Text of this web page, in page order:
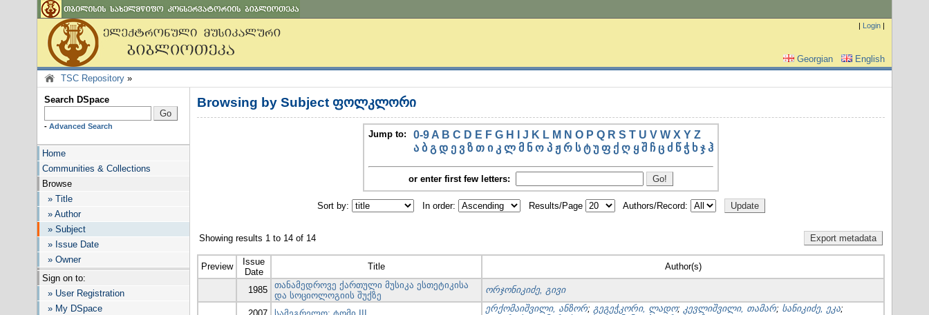
| Login |
Georgian
English
TSC Repository »
Search DSpace
- Advanced Search
Home
Communities & Collections
Browse
» Title
» Author
» Subject
» Issue Date
» Owner
Sign on to:
» User Registration
» My DSpace
Browsing by Subject ფოლკლორი
Jump to: 0-9 A B C D E F G H J K L M N O P Q R S T U V W X Y Z
ა ბ გ დ ე ვ ზ თ ი კ ლ მ ნ ო პ ჟ რ ს ტ უ ფ ქ ღ ყ შ ჩ ც ძ წ ჭ ხ ჯ ჰ
or enter first few letters:
Sort by: In order: Results/Page Authors/Record:
Showing results 1 to 14 of 14
Preview
Issue
Date
Title Author(s)
1985
თანამედროვე ქართული მუსიკა ესთეტიკისა
და სოციოლოგიის შუქზე
ორჯონიკიძე, გივი
ერქომაიშვილი, ანზორ; გეგეჭკორი, ლადო; კევლიშვილი, თამარ; სანიკიძე, ეკა;